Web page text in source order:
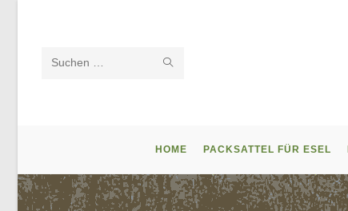
Diese
HOME PACKSATTEL FÜR ESEL